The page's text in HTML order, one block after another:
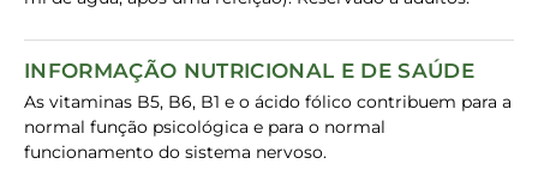
INFORMAÇÃO NUTRICIONAL E DE SAÚDE
As vitaminas B5, B6, B1 e o ácido fólico contribuem para a
normal função psicológica e para o normal
funcionamento do sistema nervoso.